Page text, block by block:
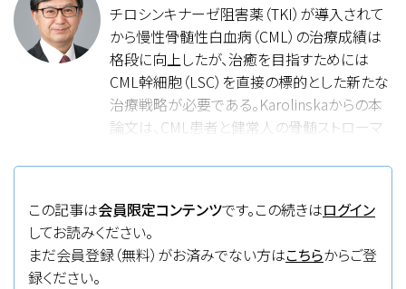
チロシンキナーゼ阻害薬（TKI）が導入されて
から慢性骨髄性白血病（CML）の治療成績は
格段に向上したが、治癒を目指すためには
CML幹細胞（LSC）を直接の標的とした新たな
治療戦略が必要である。Karolinskaからの本
論文は、CML患者と健常人の骨髄ストローマ
細胞の維持に重要なケモカインCXCL14が欠
の新たな標的になり得ることを示したもので
ある。マウスの系を用いて、CXCL14を過剰発
現した骨髄ストローマ細胞を移植するとCML
この記事は会員限定コンテンツです。この続きはログイン
してお読みください。
まだ会員登録（無料）がお済みでない方はこちらからご登
録ください。